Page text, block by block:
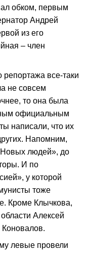
обком, первым
Андрей
из его
– член
все-таки
не совсем
то она была
официальным
написали, что их
Напомним,
людей», до
И по
у которой
тоже
Кроме Клычкова,
Алексей
Коновалов.
левые провели